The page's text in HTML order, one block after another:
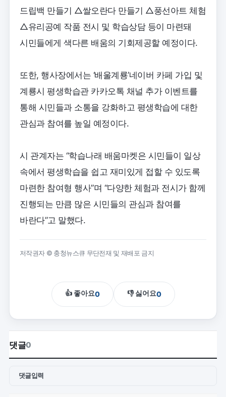
드립백 만들기 △쌀오란다 만들기 △풍선아트 체험
△유리공예 작품 전시 및 학습상담 등이 마련돼
시민들에게 색다른 배움의 기회제공할 예정이다.
또한, 행사장에서는 ‘배울계룡’네이버 카페 가입 및
계룡시 평생학습관 카카오톡 채널 추가 이벤트를
통해 시민들과 소통을 강화하고 평생학습에 대한
관심과 참여를 높일 예정이다.
시 관계자는 “학습나래 배움마켓은 시민들이 일상
속에서 평생학습을 쉽고 재미있게 접할 수 있도록
마련한 참여형 행사”며 “다양한 체험과 전시가 함께
진행되는 만큼 많은 시민들의 관심과 참여를
바란다”고 말했다.
저작권자 © 충청뉴스큐 무단전재 및 재배포 금지
👍 좋아요0 👎 싫어요0
댓글0
댓글입력